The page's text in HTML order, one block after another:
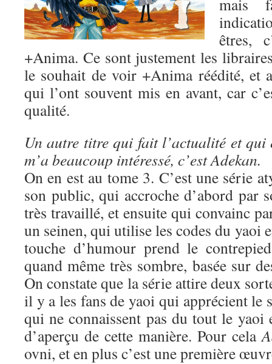
mais
êtres,
+Anima. Ce sont justement les
le souhait de voir +Anima réédité, et
qui l’ont souvent mis en avant, car
qualité.
Un autre titre qui fait l’actualité et
m’a beaucoup intéressé, c’est Adekan.
On en est au tome 3. C’est une série
son public, qui accroche d’abord par
très travaillé, et ensuite qui convainc
un seinen, qui utilise les codes du yaoi
touche d’humour prend le
quand même très sombre, basée sur
On constate que la série attire deux
il y a les fans de yaoi qui apprécient le
qui ne connaissent pas du tout le
d’aperçu de cette manière. Pour cela
ovni, et en plus c’est une première